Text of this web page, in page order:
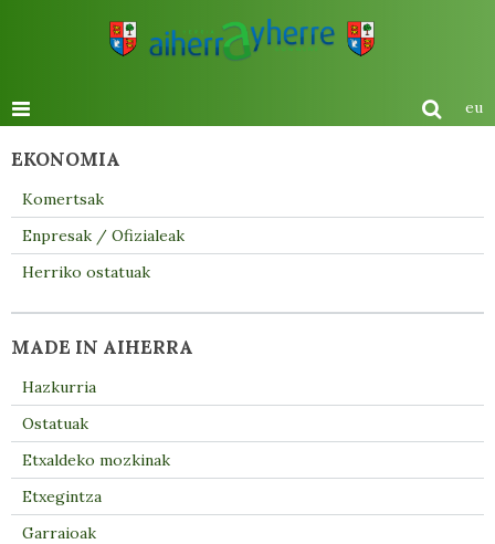
eu
EKONOMIA
Komertsak
Enpresak / Ofizialeak
Herriko ostatuak
MADE IN AIHERRA
Hazkurria
Ostatuak
Etxaldeko mozkinak
Etxegintza
Garraioak